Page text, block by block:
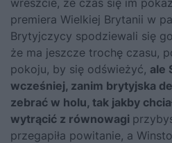
premiera Wielkiej Brytanii w
Brytyjczycy spodziewali się
że ma jeszcze trochę czasu,
pokoju, by się odświeżyć, ale
wcześniej, zanim brytyjska
zebrać w holu, tak jakby
wytrącić z równowagi
przegapiła powitanie, a